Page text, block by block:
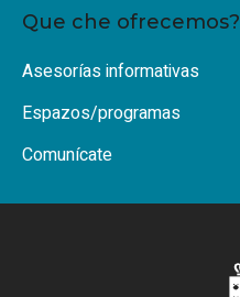
Que che ofrecemos?
Asesorías informativas
Espazos/programas
Comunícate